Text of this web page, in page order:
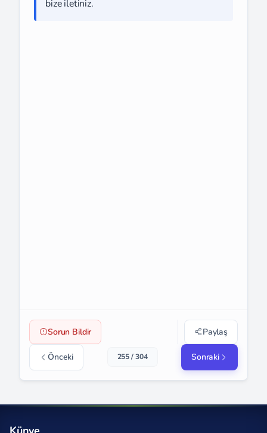
bize iletiniz.
Sorun Bildir Paylaş
Önceki 255 / 304 Sonraki